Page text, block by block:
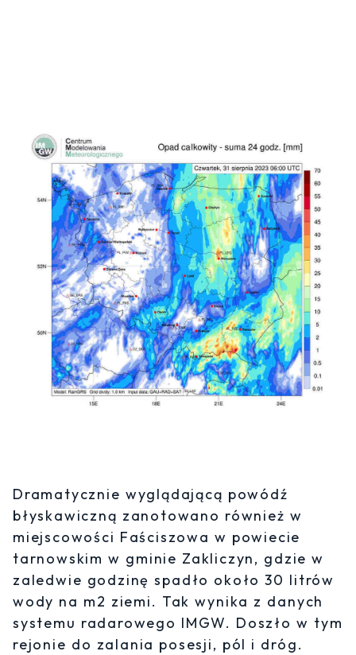
Dramatycznie wyglądającą powódź
błyskawiczną zanotowano również w
miejscowości Faściszowa w powiecie
tarnowskim w gminie Zakliczyn, gdzie w
zaledwie godzinę spadło około 30 litrów
wody na m2 ziemi. Tak wynika z danych
systemu radarowego IMGW. Doszło w tym
rejonie do zalania posesji, pól i dróg.